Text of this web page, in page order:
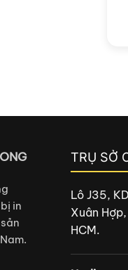
in
TRỤ SỞ
Lô J35,
Xuân
HCM.